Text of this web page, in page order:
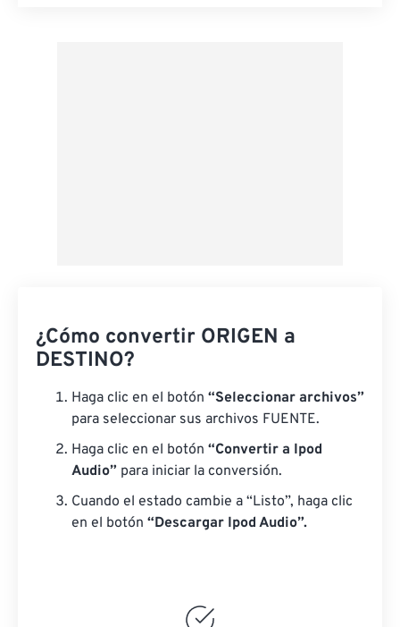
¿Cómo convertir ORIGEN a
DESTINO?
Haga clic en el botón “Seleccionar archivos”
para seleccionar sus archivos FUENTE.
Haga clic en el botón “Convertir a Ipod
Audio” para iniciar la conversión.
Cuando el estado cambie a “Listo”, haga clic
en el botón “Descargar Ipod Audio”.